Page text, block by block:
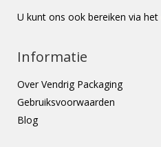
U kunt ons ook bereiken via het
Informatie
Over Vendrig Packaging
Gebruiksvoorwaarden
Blog